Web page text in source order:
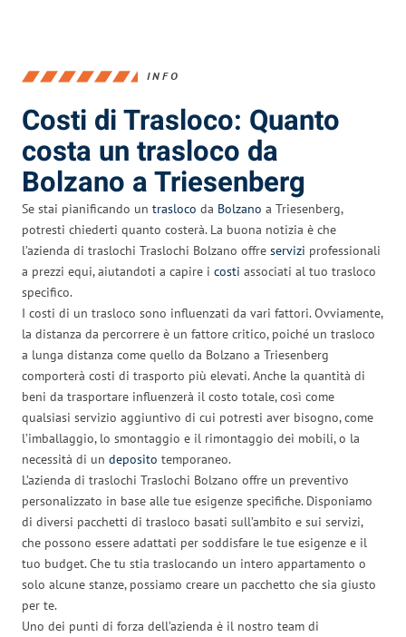
INFO
Costi di Trasloco: Quanto
costa un trasloco da
Bolzano a Triesenberg
Se stai pianificando un trasloco da Bolzano a Triesenberg,
potresti chiederti quanto costerà. La buona notizia è che
l’azienda di traslochi Traslochi Bolzano offre servizi professionali
a prezzi equi, aiutandoti a capire i costi associati al tuo trasloco
specifico.
I costi di un trasloco sono influenzati da vari fattori. Ovviamente,
la distanza da percorrere è un fattore critico, poiché un trasloco
a lunga distanza come quello da Bolzano a Triesenberg
comporterà costi di trasporto più elevati. Anche la quantità di
beni da trasportare influenzerà il costo totale, così come
qualsiasi servizio aggiuntivo di cui potresti aver bisogno, come
l’imballaggio, lo smontaggio e il rimontaggio dei mobili, o la
necessità di un deposito temporaneo.
L’azienda di traslochi Traslochi Bolzano offre un preventivo
personalizzato in base alle tue esigenze specifiche. Disponiamo
di diversi pacchetti di trasloco basati sull’ambito e sui servizi,
che possono essere adattati per soddisfare le tue esigenze e il
tuo budget. Che tu stia traslocando un intero appartamento o
solo alcune stanze, possiamo creare un pacchetto che sia giusto
per te.
Uno dei punti di forza dell’azienda è il nostro team di